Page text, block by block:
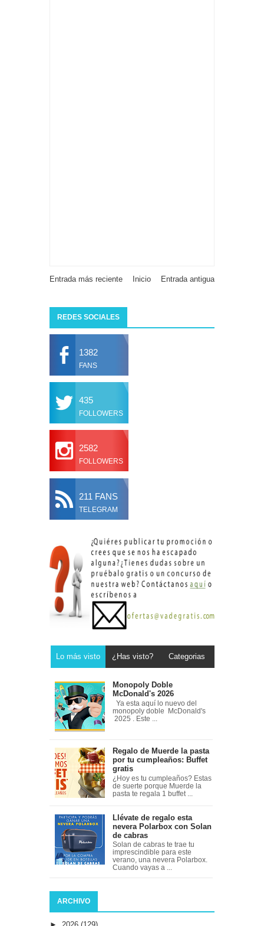
Entrada más reciente Entrada antigua
Inicio
REDES SOCIALES
1382
FANS
435
FOLLOWERS
2582
FOLLOWERS
211 FANS
TELEGRAM
Lo más visto ¿Has visto? Categorias
Monopoly Doble
McDonald's 2026
Ya esta aquí lo nuevo del
monopoly doble McDonald's
2025 . Este ...
Regalo de Muerde la pasta
por tu cumpleaños: Buffet
gratis
¿Hoy es tu cumpleaños? Estas
de suerte porque Muerde la
pasta te regala 1 buffet ...
Llévate de regalo esta
nevera Polarbox con Solan
de cabras
Solan de cabras te trae tu
imprescindible para este
verano, una nevera Polarbox.
Cuando vayas a ...
ARCHIVO